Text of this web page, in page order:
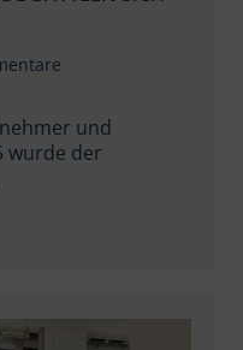
und
wurde der